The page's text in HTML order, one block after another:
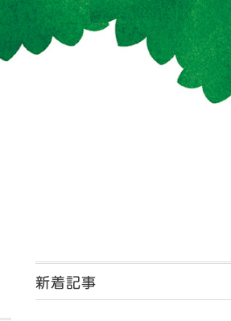
新着記事